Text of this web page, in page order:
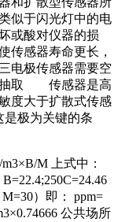
似于闪光灯中的电
酸对仪器的损
传感器寿命更长，
电极传感器需要空
抽取 传感器是高
度大于扩散式传感
极为关键的条
M 上式中：
）即： ppm=
公共场所